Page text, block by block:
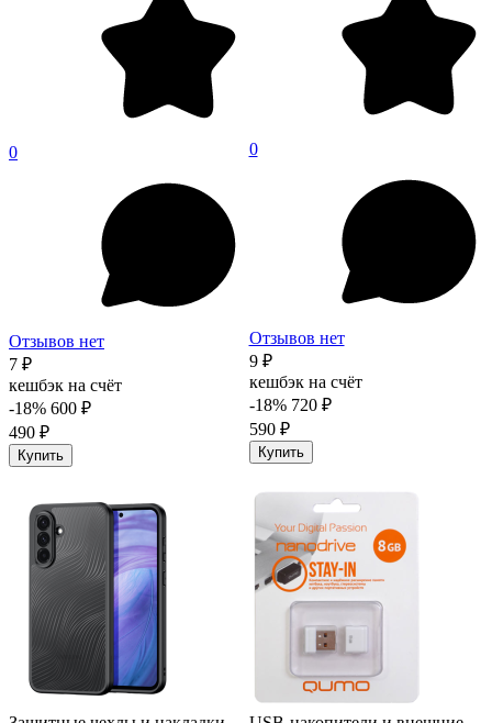
0
Отзывов нет
7 ₽
кешбэк на счёт
-18% 600 ₽
490 ₽
Купить
0
Отзывов нет
9 ₽
кешбэк на счёт
-18% 720 ₽
590 ₽
Купить